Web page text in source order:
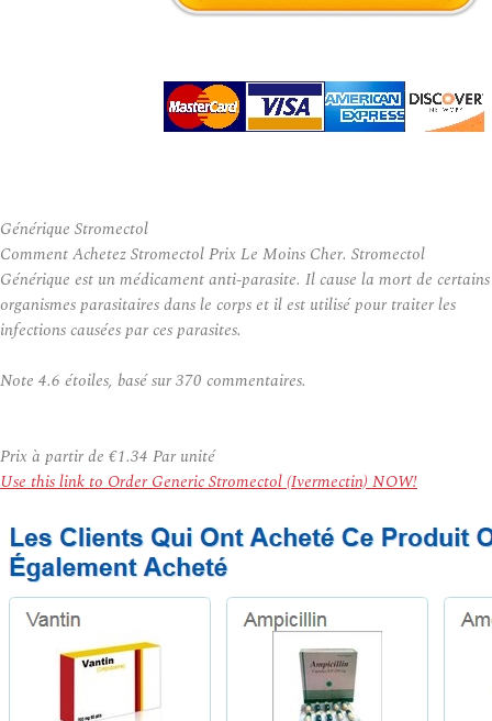
Générique Stromectol
Comment Achetez Stromectol Prix Le Moins Cher. Stromectol
Générique est un médicament anti-parasite. Il cause la mort de certains
organismes parasitaires dans le corps et il est utilisé pour traiter les
infections causées par ces parasites.
Note 4.6 étoiles, basé sur370 commentaires.
Prix à partir de €1.34 Par unité
Use this link to Order Generic Stromectol (Ivermectin) NOW!